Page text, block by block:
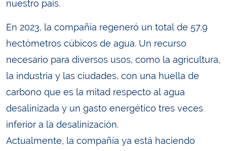
nuestro país.
En 2023, la compañía regeneró un total de 57,9
hectómetros cúbicos de agua. Un recurso
necesario para diversos usos, como la agricultura,
la industria y las ciudades, con una huella de
carbono que es la mitad respecto al agua
desalinizada y un gasto energético tres veces
inferior a la desalinización.
Actualmente, la compañía ya está haciendo